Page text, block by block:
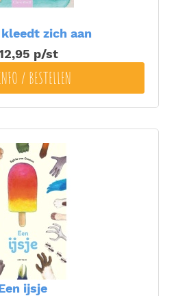
zich aan
p/st
/ BESTELLEN
ijsje